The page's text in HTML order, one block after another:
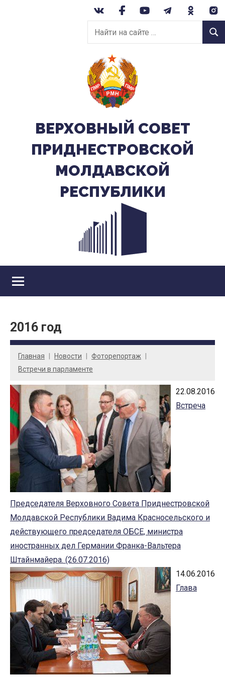
Найти
на
сайте:
ВЕРХОВНЫЙ CОВЕТ
ПРИДНЕСТРОВСКОЙ
МОЛДАВСКОЙ
РЕСПУБЛИКИ
2016 год
Главная Новости
Фоторепортаж
Встречи в парламенте
22.08.2016
Встреча
Председателя Верховного Совета Приднестровской
Молдавской Республики Вадима Красносельского и
действующего председателя ОБСЕ, министра
иностранных дел Германии Франка-Вальтера
Штайнмайера. (26.07.2016)
14.06.2016
Глава